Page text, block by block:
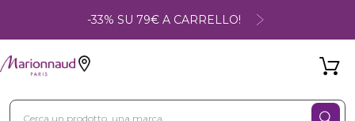
-33% SU 79€ A CARRELLO!